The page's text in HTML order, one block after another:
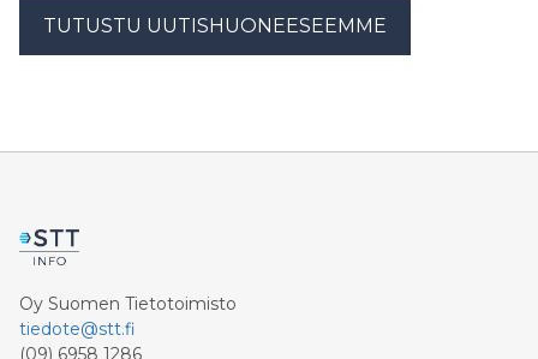
TUTUSTU UUTISHUONEESEEMME
Oy Suomen Tietotoimisto
tiedote@stt.fi
(09) 6958 1286